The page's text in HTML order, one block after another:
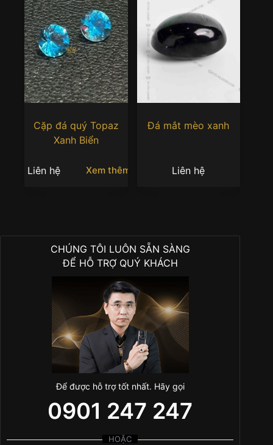
Cặp đá quý Topaz
Xanh Biển
Liên hệ Xem thêm
Đá mắt mèo xanh
Liên hệ
CHÚNG TÔI LUÔN SẴN SÀNG
ĐỂ HỖ TRỢ QUÝ KHÁCH
Để được hỗ trợ tốt nhất. Hãy gọi
0901 247 247
HOẶC